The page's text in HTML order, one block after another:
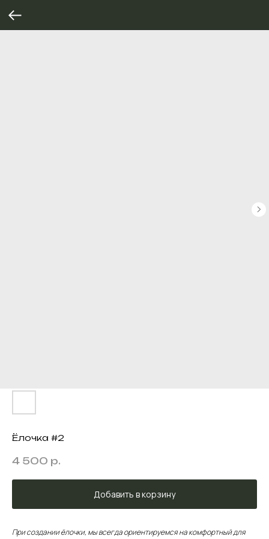
Ёлочка #2
4 500 р.
Добавить в корзину
При создании ёлочки, мы всегда ориентируемся на комфортный для